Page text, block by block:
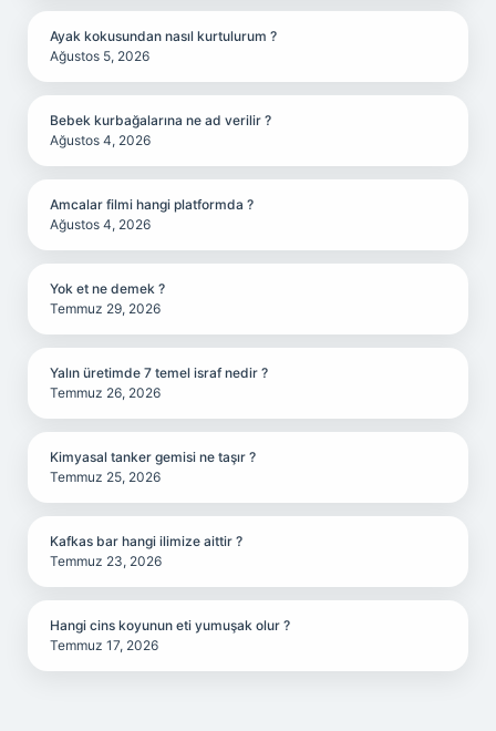
Ayak kokusundan nasıl kurtulurum ?
Ağustos 5, 2026
Bebek kurbağalarına ne ad verilir ?
Ağustos 4, 2026
Amcalar filmi hangi platformda ?
Ağustos 4, 2026
Yok et ne demek ?
Temmuz 29, 2026
Yalın üretimde 7 temel israf nedir ?
Temmuz 26, 2026
Kimyasal tanker gemisi ne taşır ?
Temmuz 25, 2026
Kafkas bar hangi ilimize aittir ?
Temmuz 23, 2026
Hangi cins koyunun eti yumuşak olur ?
Temmuz 17, 2026